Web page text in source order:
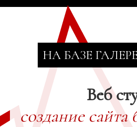
НА БАЗЕ
Веб
создание сайта